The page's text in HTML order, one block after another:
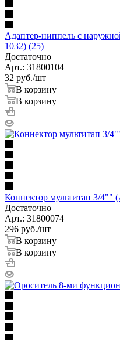
Адаптер-ниппель с
1032) (25)
Достаточно
Арт.: 31800104
32 руб./шт
В корзину
В корзину
Коннектор мультитап 3/4""
Достаточно
Арт.: 31800074
296 руб./шт
В корзину
В корзину